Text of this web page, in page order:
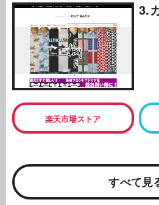
3.
楽天市場ストア
すべて見